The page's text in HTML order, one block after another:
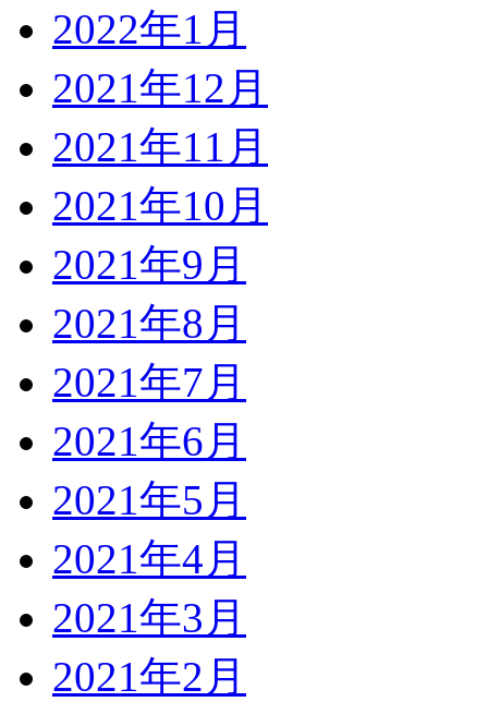
2022年1月
2021年12月
2021年11月
2021年10月
2021年9月
2021年8月
2021年7月
2021年6月
2021年5月
2021年4月
2021年3月
2021年2月